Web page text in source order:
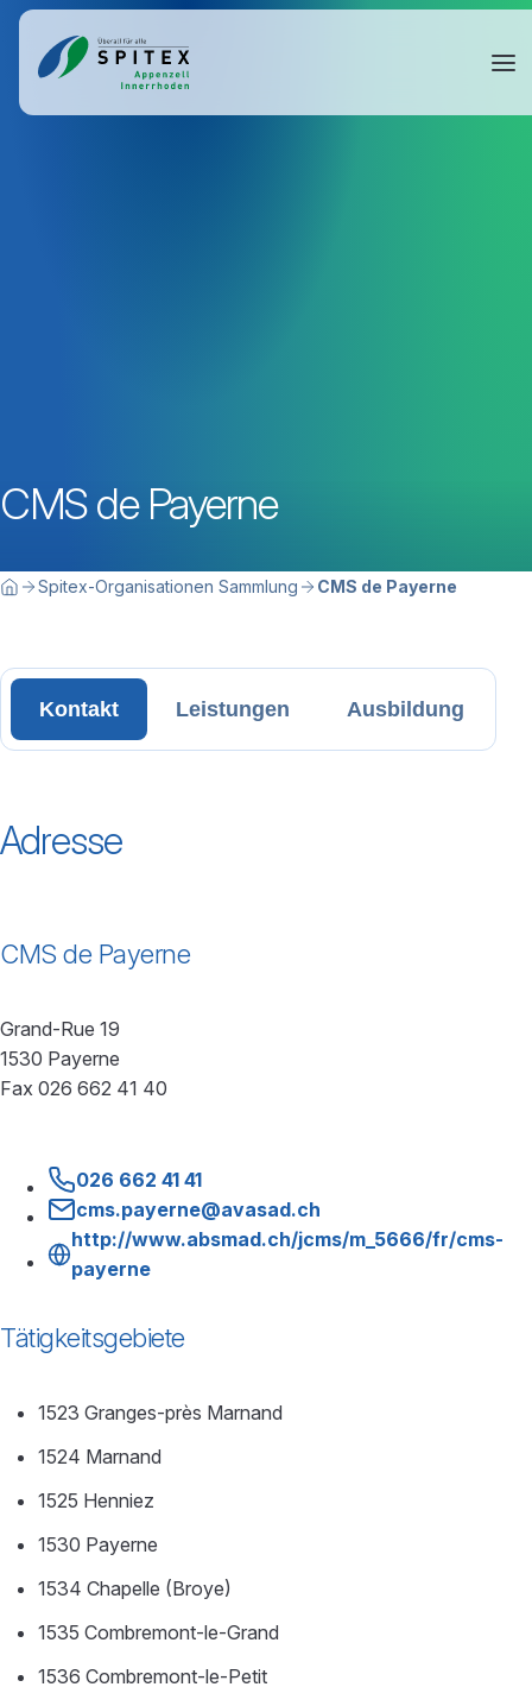
CMS de Payerne
Breadcrumbnavigation
Sie befinden sich hier:
HomeSpitex-Organisationen Sammlung CMS de Payerne
Kontakt Leistungen Ausbildung
Adresse
CMS de Payerne
Grand-Rue 19
1530 Payerne
Fax 026 662 41 40
026 662 41 41
cms.payerne@avasad.ch
http://www.absmad.ch/jcms/m_5666/fr/cms-
payerne
Tätigkeitsgebiete
1523 Granges-près Marnand
1524 Marnand
1525 Henniez
1530 Payerne
1534 Chapelle (Broye)
1535 Combremont-le-Grand
1536 Combremont-le-Petit